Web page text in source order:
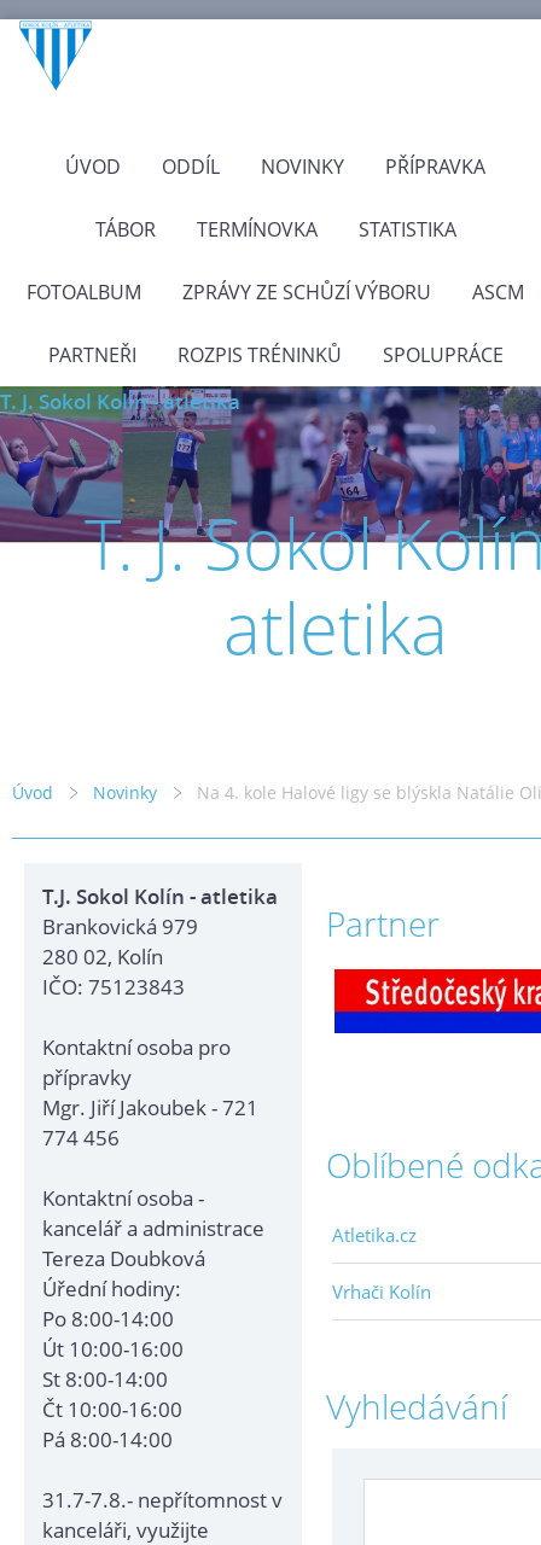
ÚVOD ODDÍL NOVINKY PŘÍPRAVKA
TÁBOR TERMÍNOVKA STATISTIKA
FOTOALBUM ZPRÁVY ZE SCHŮZÍ VÝBORU ASCM
PARTNEŘI ROZPIS TRÉNINKŮ SPOLUPRÁCE
T. J. Sokol Kolín - atletika
T. J. Sokol
atletika
Úvod Novinky Na 4. kole Halové ligy se blýskla Natálie
T.J. Sokol Kolín - atletika
Brankovická 979
280 02, Kolín
IČO: 75123843
Kontaktní osoba pro
přípravky
Mgr. Jiří Jakoubek - 721
774 456
Kontaktní osoba -
kancelář a administrace
Tereza Doubková
Úřední hodiny:
Po 8:00-14:00
Út 10:00-16:00
St 8:00-14:00
Čt 10:00-16:00
Pá 8:00-14:00
31.7-7.8.- nepřítomnost v
kanceláři, využijte
Partner
Oblíbené
Atletika.cz
Vrhači Kolín
Vyhledávání